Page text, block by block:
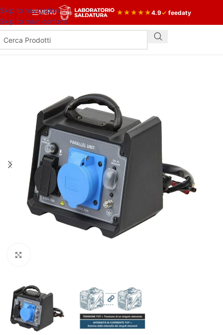
Skip to navigation
Skip to main content
MENU ★★★★★4.9✓ feedaty